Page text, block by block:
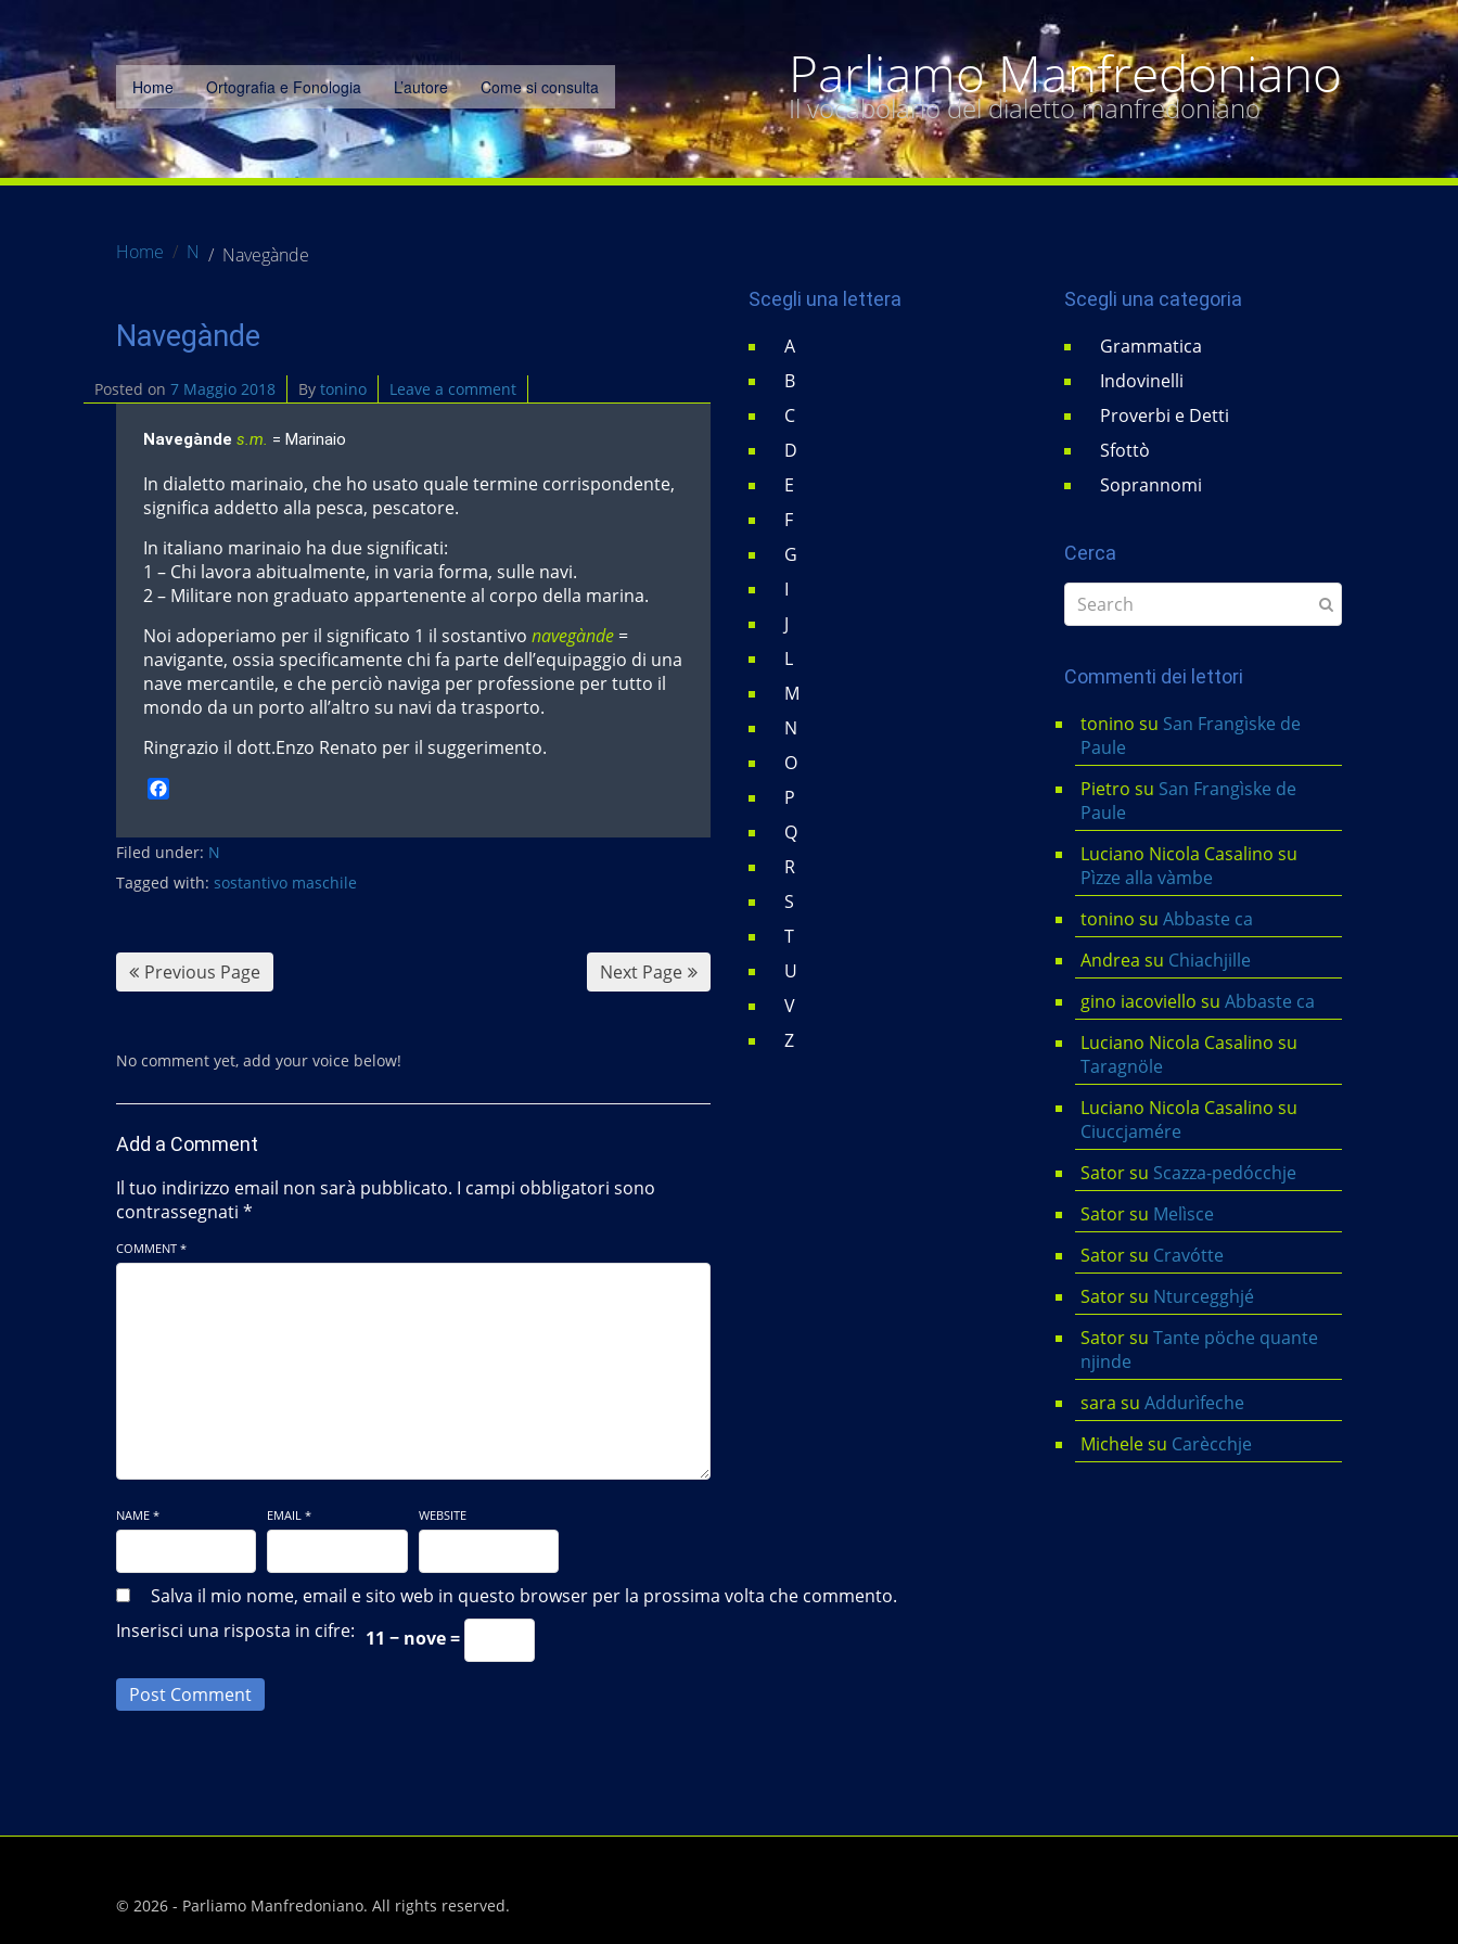
Parliamo Manfredoniano
Il vocabolario del dialetto manfredoniano
Home Ortografia e Fonologia L’autore Come si consulta
Home N Navegànde
Navegànde
Posted on 7 Maggio 2018 By tonino Leave a comment
Navegànde s.m. = Marinaio
In dialetto marinaio, che ho usato quale termine corrispondente,
significa addetto alla pesca, pescatore.
In italiano marinaio ha due significati:
1 – Chi lavora abitualmente, in varia forma, sulle navi.
2 – Militare non graduato appartenente al corpo della marina.
Noi adoperiamo per il significato 1 il sostantivo navegànde =
navigante, ossia specificamente chi fa parte dell’equipaggio di una
nave mercantile, e che perciò naviga per professione per tutto il
mondo da un porto all’altro su navi da trasporto.
Ringrazio il dott.Enzo Renato per il suggerimento.
c
e
b
Filed under: N
Tagged with: sostantivo maschile
Previous Page Next Page
No comment yet, add your voice below!
Add a Comment
Il tuo indirizzo email non sarà pubblicato. I campi obbligatori sono
contrassegnati *
COMMENT *
NAME * EMAIL * WEBSITE
Salva il mio nome, email e sito web in questo browser per la prossima volta che commento.
Inserisci una risposta in cifre: 11 − nove =
Post Comment
Scegli una lettera
A
B
C
D
E
F
G
I
J
L
M
N
O
P
Q
R
S
T
U
V
Z
Scegli una categoria
Grammatica
Indovinelli
Proverbi e Detti
Sfottò
Soprannomi
Cerca
Commenti dei lettori
tonino su San Frangìske de
Paule
Pietro su San Frangìske de
Paule
Luciano Nicola Casalino su
Pìzze alla vàmbe
tonino su Abbaste ca
Andrea su Chiachjille
gino iacoviello su Abbaste ca
Luciano Nicola Casalino su
Taragnöle
Luciano Nicola Casalino su
Ciuccjamére
Satorsu Scazza-pedócchje
Satorsu Melìsce
Satorsu Cravótte
Satorsu Nturcegghjé
Satorsu Tante pöche quante
njinde
sara su Addurìfeche
Michelesu Carècchje
© 2026 - Parliamo Manfredoniano. All rights reserved.